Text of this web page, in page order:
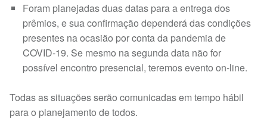
Foram planejadas duas datas para a entrega dos
prêmios, e sua confirmação dependerá das condições
presentes na ocasião por conta da pandemia de
COVID-19. Se mesmo na segunda data não for
possível encontro presencial, teremos evento on-line.
Todas as situações serão comunicadas em tempo hábil
para o planejamento de todos.